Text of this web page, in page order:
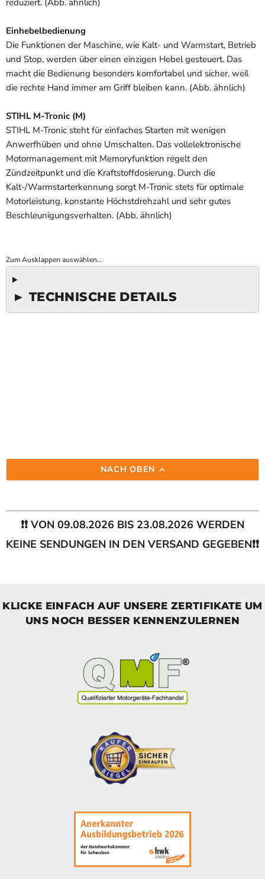
reduziert. (Abb. ähnlich)
Einhebelbedienung
Die Funktionen der Maschine, wie Kalt- und Warmstart, Betrieb
und Stop, werden über einen einzigen Hebel gesteuert. Das
macht die Bedienung besonders komfortabel und sicher, weil
die rechte Hand immer am Griff bleiben kann. (Abb. ähnlich)
STIHL M-Tronic (M)
STIHL M-Tronic steht für einfaches Starten mit wenigen
Anwerfhüben und ohne Umschalten. Das vollelektronische
Motormanagement mit Memoryfunktion regelt den
Zündzeitpunkt und die Kraftstoffdosierung. Durch die
Kalt-/Warmstarterkennung sorgt M-Tronic stets für optimale
Motorleistung, konstante Höchstdrehzahl und sehr gutes
Beschleunigungsverhalten. (Abb. ähnlich)
Zum Ausklappen auswählen...
► TECHNISCHE DETAILS
NACH OBEN
❗❗ VON 09.08.2026 BIS 23.08.2026 WERDEN
KEINE SENDUNGEN IN DEN VERSAND GEGEBEN❗❗
KLICKE EINFACH AUF UNSERE ZERTIFIKATE UM
UNS NOCH BESSER KENNENZULERNEN